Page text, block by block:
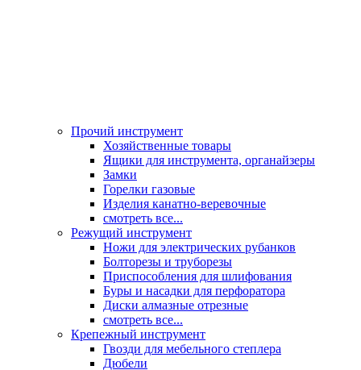
Прочий инструмент
Хозяйственные товары
Ящики для инструмента, органайзеры
Замки
Горелки газовые
Изделия канатно-веревочные
смотреть все...
Режущий инструмент
Ножи для электрических рубанков
Болторезы и труборезы
Приспособления для шлифования
Буры и насадки для перфоратора
Диски алмазные отрезные
смотреть все...
Крепежный инструмент
Гвозди для мебельного степлера
Дюбели